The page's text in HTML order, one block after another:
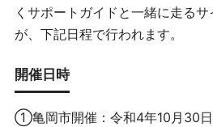
くサポートガイドと一緒に走る
が、下記日程で行われます。
開催日時
①亀岡市開催：令和4年10月30